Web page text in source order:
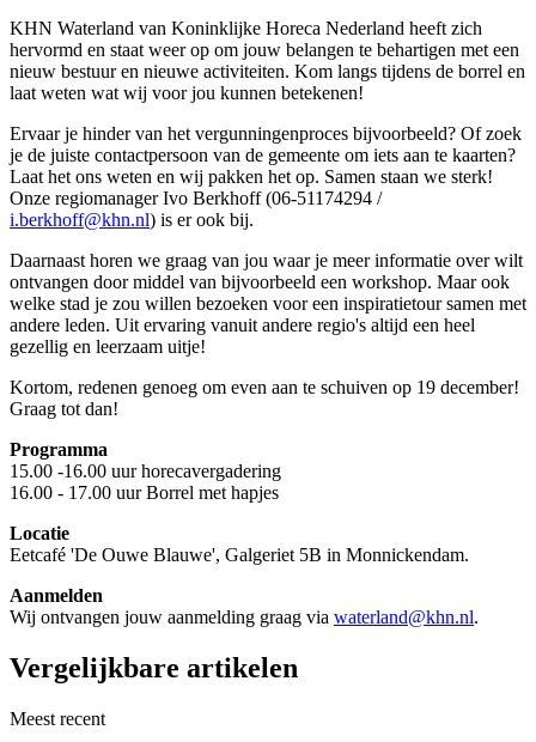
KHN Waterland van Koninklijke Horeca Nederland heeft zich
hervormd en staat weer op om jouw belangen te behartigen met een
nieuw bestuur en nieuwe activiteiten. Kom langs tijdens de borrel en
laat weten wat wij voor jou kunnen betekenen!
Ervaar je hinder van het vergunningenproces bijvoorbeeld? Of zoek
je de juiste contactpersoon van de gemeente om iets aan te kaarten?
Laat het ons weten en wij pakken het op. Samen staan we sterk!
Onze regiomanager Ivo Berkhoff (06-51174294 /
i.berkhoff@khn.nl) is er ook bij.
Daarnaast horen we graag van jou waar je meer informatie over wilt
ontvangen door middel van bijvoorbeeld een workshop. Maar ook
welke stad je zou willen bezoeken voor een inspiratietour samen met
andere leden. Uit ervaring vanuit andere regio's altijd een heel
gezellig en leerzaam uitje!
Kortom, redenen genoeg om even aan te schuiven op 19 december!
Graag tot dan!
Programma
15.00 -16.00 uur horecavergadering
16.00 - 17.00 uur Borrel met hapjes
Locatie
Eetcafé 'De Ouwe Blauwe', Galgeriet 5B in Monnickendam.
Aanmelden
Wij ontvangen jouw aanmelding graag via waterland@khn.nl.
Vergelijkbare artikelen
Meest recent